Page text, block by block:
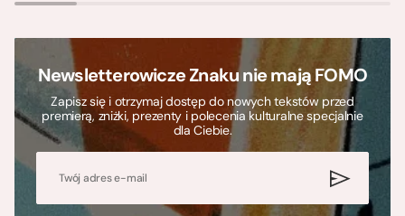
Newsletterowicze Znaku nie mają FOMO
Zapisz się i otrzymaj dostęp do nowych tekstów przed
premierą, zniżki, prezenty i polecenia kulturalne specjalnie
dla Ciebie.